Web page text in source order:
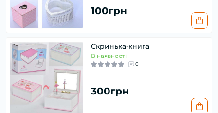
100грн
Скринька-книга
В наявності
0
300грн